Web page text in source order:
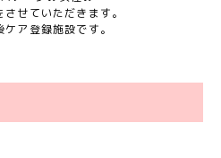
させていただきます。
ア登録施設です。